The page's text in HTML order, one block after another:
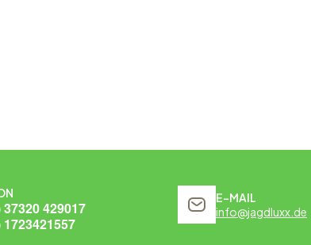
37320 429017
1723421557
E-MAIL
info@jagdluxx.de